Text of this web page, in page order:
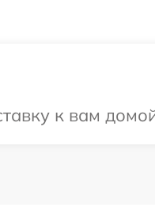
к вам